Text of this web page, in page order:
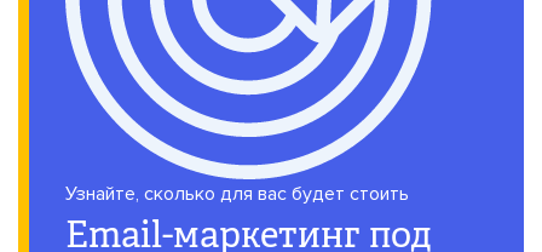
Узнайте, сколько для вас будет стоить
Email-маркетинг под